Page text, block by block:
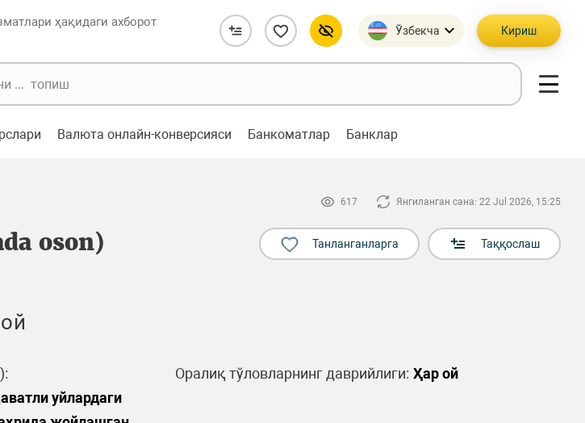
ҳақидаги ахборот
Ўзбекча Кириш
Валюта онлайн-конверсияси Банкоматлар Банклар
617 Янгиланган сана: 22 Jul 2026, 15:25
oson) Танланганларга Таққослаш
уйлардаги
Оралиқ тўловларнинг даврийлиги: Ҳар ой